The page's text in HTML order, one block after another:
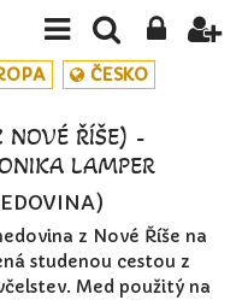
ČESKO
ŘÍŠE) -
LAMPER
z Nové Říše na
studenou cestou z
Med použitý na